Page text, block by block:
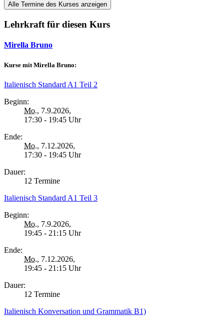
Alle Termine des Kurses anzeigen
Lehrkraft für diesen Kurs
Mirella Bruno
Kurse mit Mirella Bruno:
Italienisch Standard A1 Teil 2
Beginn:
Mo., 7.9.2026,
17:30 - 19:45 Uhr
Ende:
Mo., 7.12.2026,
17:30 - 19:45 Uhr
Dauer:
12 Termine
Italienisch Standard A1 Teil 3
Beginn:
Mo., 7.9.2026,
19:45 - 21:15 Uhr
Ende:
Mo., 7.12.2026,
19:45 - 21:15 Uhr
Dauer:
12 Termine
Italienisch Konversation und Grammatik B1)